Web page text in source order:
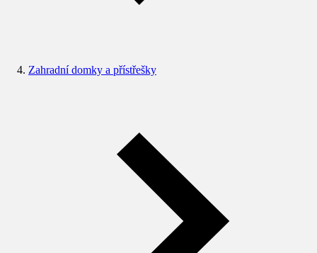
Zahradní domky a přístřešky